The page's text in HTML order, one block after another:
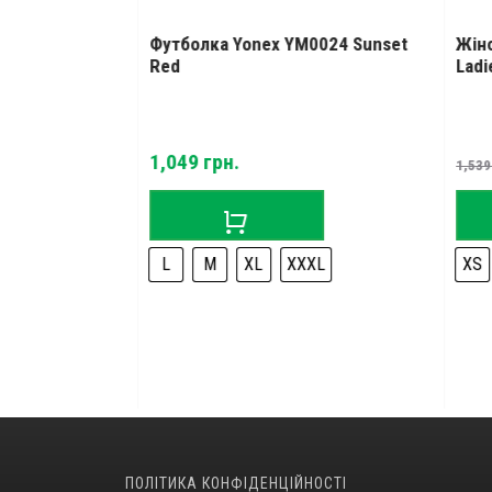
Футболка Yonex YM0024 Sunset
Red
1,049грн.
M XL XXXL
1,539
XS
ПОЛІТИКА КОНФІДЕНЦІЙНОСТІ